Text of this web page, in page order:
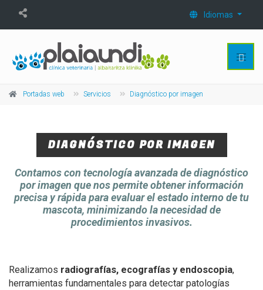
Idiomas
Portadas web Servicios Diagnóstico por imagen
DIAGNÓSTICO POR IMAGEN
Contamos con tecnología avanzada de diagnóstico
por imagen que nos permite obtener información
precisa y rápida para evaluar el estado interno de tu
mascota, minimizando la necesidad de
procedimientos invasivos.
Realizamos radiografías, ecografías y endoscopia,
herramientas fundamentales para detectar patologías